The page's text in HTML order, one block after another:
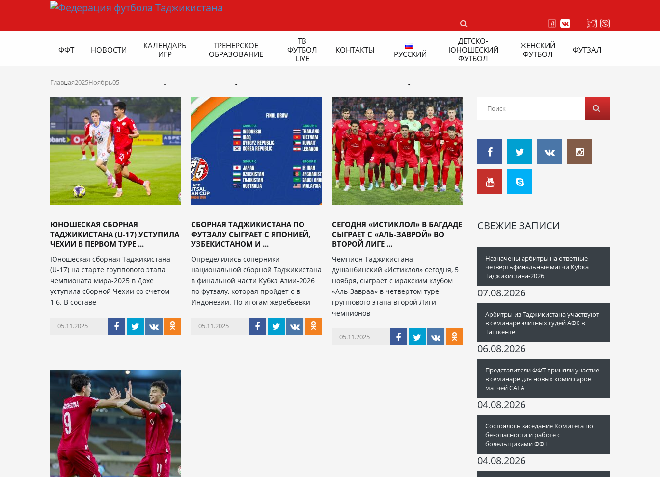
ФФТ НОВОСТИ
КАЛЕНДАРЬ
ИГР
ТРЕНЕРСКОЕ
ОБРАЗОВАНИЕ
ТВ
ФУТБОЛ
LIVE
КОНТАКТЫ РУССКИЙ
ДЕТСКО-
ЮНОШЕСКИЙ
ФУТБОЛ
ЖЕНСКИЙ
ФУТБОЛ
ФУТЗАЛ
Главная2025Ноябрь05
ЮНОШЕСКАЯ СБОРНАЯ
ТАДЖИКИСТАНА (U-17) УСТУПИЛА
ЧЕХИИ В ПЕРВОМ ТУРЕ ...
Юношеская сборная Таджикистана
(U-17) на старте группового этапа
чемпионата мира-2025 в Дохе
уступила сборной Чехии со счетом
1:6. В составе
05.11.2025
СБОРНАЯ ТАДЖИКИСТАНА ПО
ФУТЗАЛУ СЫГРАЕТ С ЯПОНИЕЙ,
УЗБЕКИСТАНОМ И ...
Определились соперники
национальной сборной Таджикистана
в финальной части Кубка Азии-2026
по футзалу, которая пройдет с в
Индонезии. По итогам жеребьевки
05.11.2025
СЕГОДНЯ «ИСТИКЛОЛ» В БАГДАДЕ
СЫГРАЕТ С «АЛЬ-ЗАВРОЙ» ВО
ВТОРОЙ ЛИГЕ ...
Чемпион Таджикистана
душанбинский «Истиклол» сегодня, 5
ноября, сыграет с иракским клубом
«Аль-Завраа» в четвертом туре
группового этапа второй Лиги
чемпионов
05.11.2025
СВЕЖИЕ ЗАПИСИ
Назначены арбитры на ответные
четвертьфинальные матчи Кубка
Таджикистана-2026
07.08.2026
Арбитры из Таджикистана участвуют
в семинаре элитных судей АФК в
Ташкенте
06.08.2026
Представители ФФТ приняли участие
в семинаре для новых комиссаров
матчей CAFA
04.08.2026
Состоялось заседание Комитета по
безопасности и работе с
болельщиками ФФТ
04.08.2026